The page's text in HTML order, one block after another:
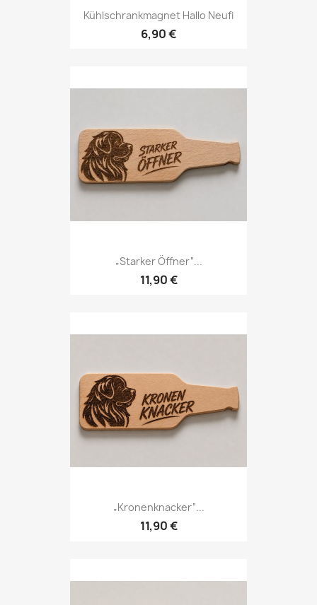
Kühlschrankmagnet Hallo Neufi
6,90 €
„starker Öffner“...
11,90 €
„Kronenknacker“...
11,90 €